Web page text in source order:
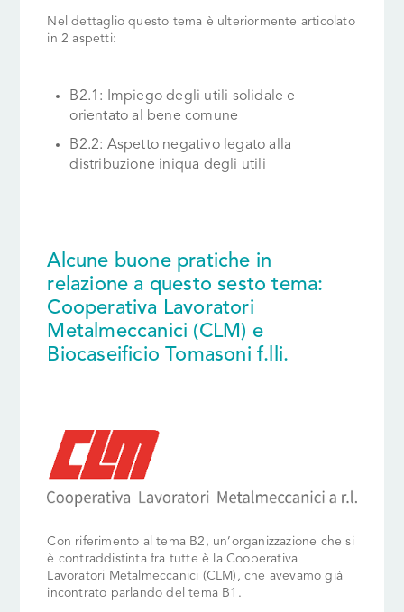
Nel dettaglio questo tema è ulteriormente articolato
in 2 aspetti:
B2.1: Impiego degli utili solidale e
orientato al bene comune
B2.2: Aspetto negativo legato alla
distribuzione iniqua degli utili
Alcune buone pratiche in
relazione a questo sesto tema:
Cooperativa Lavoratori
Metalmeccanici (CLM) e
Biocaseificio Tomasoni f.lli.
Con riferimento al tema B2, un’organizzazione che si
è contraddistinta fra tutte è la Cooperativa
Lavoratori Metalmeccanici (CLM), che avevamo già
incontrato parlando del tema B1.